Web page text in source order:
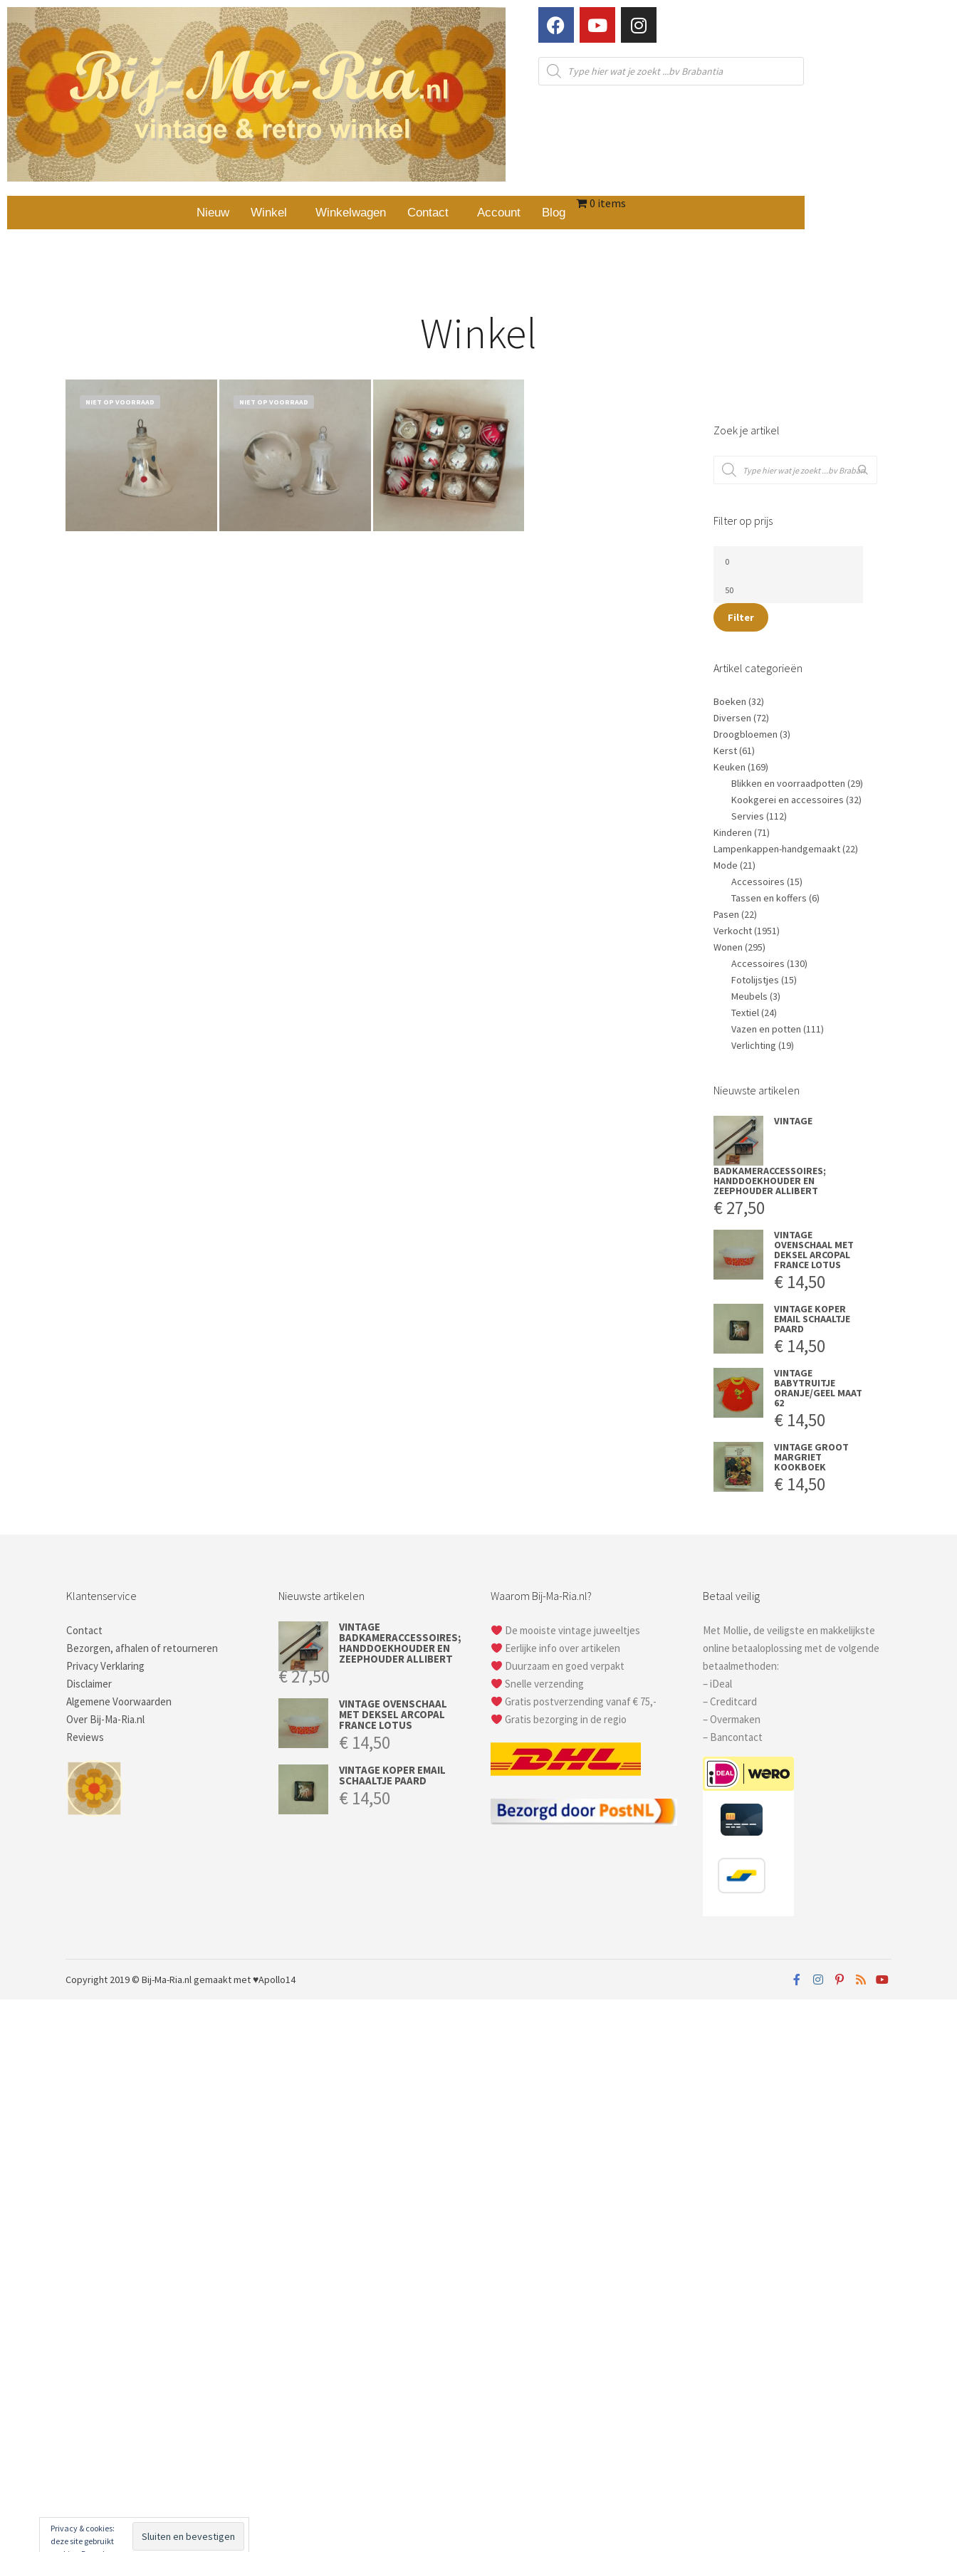
Nieuw Winkel Winkelwagen Contact Account Blog
0 items
Winkel
NIET OP VOORRAAD NIET OP VOORRAAD
€42,50
Zoek je artikel
Filter op prijs
Filter
Artikel categorieën
Boeken (32)
Diversen (72)
Droogbloemen (3)
Kerst(61)
Keuken (169)
Blikken en voorraadpotten (29)
Kookgerei en accessoires (32)
Servies (112)
Kinderen (71)
Lampenkappen-handgemaakt(22)
Mode (21)
Accessoires (15)
Tassen en koffers (6)
Pasen (22)
Verkocht(1951)
Wonen (295)
Accessoires (130)
Fotolijstjes (15)
Meubels (3)
Textiel(24)
Vazen en potten (111)
Verlichting (19)
Nieuwste artikelen
VINTAGE
BADKAMERACCESSOIRES;
HANDDOEKHOUDER EN
ZEEPHOUDER ALLIBERT
€27,50
VINTAGE
OVENSCHAAL MET
DEKSEL ARCOPAL
FRANCE LOTUS
€ 14,50
VINTAGE KOPER
EMAIL SCHAALTJE
PAARD
€ 14,50
VINTAGE
BABYTRUITJE
ORANJE/GEEL MAAT
62
€ 14,50
VINTAGE GROOT
MARGRIET
KOOKBOEK
€ 14,50
Klantenservice
Contact
Bezorgen, afhalen of retourneren
Privacy Verklaring
Disclaimer
Algemene Voorwaarden
Over Bij-Ma-Ria.nl
Reviews
Nieuwste artikelen
VINTAGE
BADKAMERACCESSOIRES;
HANDDOEKHOUDER EN
ZEEPHOUDER ALLIBERT
€27,50
VINTAGE OVENSCHAAL
MET DEKSEL ARCOPAL
FRANCE LOTUS
€ 14,50
VINTAGE KOPER EMAIL
SCHAALTJE PAARD
€ 14,50
Waarom Bij-Ma-Ria.nl?
De mooiste vintage juweeltjes
Eerlijke info over artikelen
Duurzaam en goed verpakt
Snelle verzending
Gratis postverzending vanaf € 75,-
Gratis bezorging in de regio
Betaal veilig
Met Mollie, de veiligste en makkelijkste
online betaaloplossing met de volgende
betaalmethoden:
– iDeal
– Creditcard
– Overmaken
– Bancontact
Privacy & cookies:
deze site gebruikt
Copyright 2019 © Bij-Ma-Ria.nlgemaakt met ♥Apollo14